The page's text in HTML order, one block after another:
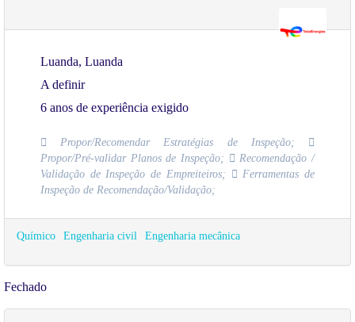
Luanda, Luanda
A definir
6 anos de experiência exigido
 Propor/Recomendar Estratégias de Inspeção; 
Propor/Pré-validar Planos de Inspeção;  Recomendação /
Validação de Inspeção de Empreiteiros;  Ferramentas de
Inspeção de Recomendação/Validação;
Químico Engenharia civil Engenharia mecânica
Fechado